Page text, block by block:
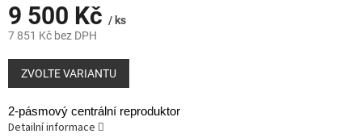
9 500 Kč / ks
7 851 Kč bez DPH
Měrná
cena:
ZVOLTE VARIANTU
2-pásmový centrální reproduktor
Detailní informace